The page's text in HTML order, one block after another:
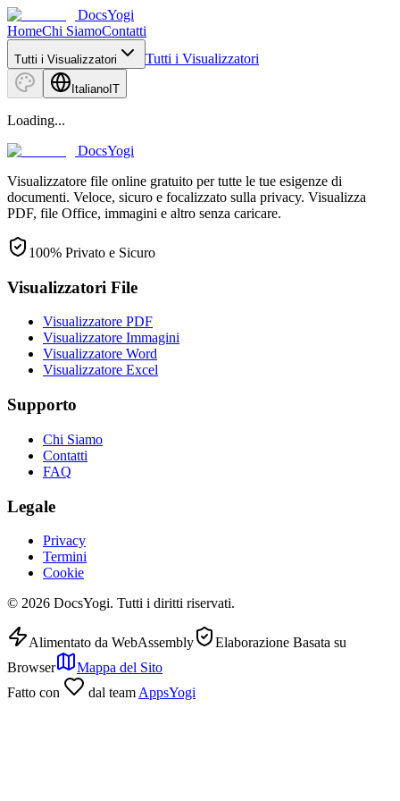
DocsYogi
HomeChi SiamoContatti
Tutti i Visualizzatori Tutti i Visualizzatori
Italiano IT
Loading...
DocsYogi
Visualizzatore file online gratuito per tutte le tue esigenze di
documenti. Veloce, sicuro e focalizzato sulla privacy. Visualizza
PDF, file Office, immagini e altro senza caricare.
100% Privato e Sicuro
Visualizzatori File
Visualizzatore PDF
Visualizzatore Immagini
Visualizzatore Word
Visualizzatore Excel
Supporto
Chi Siamo
Contatti
FAQ
Legale
Privacy
Termini
Cookie
© 2026 DocsYogi. Tutti i diritti riservati.
Alimentato da WebAssembly
Elaborazione Basata su
Browser
Mappa del Sito
Fatto con
dal team AppsYogi